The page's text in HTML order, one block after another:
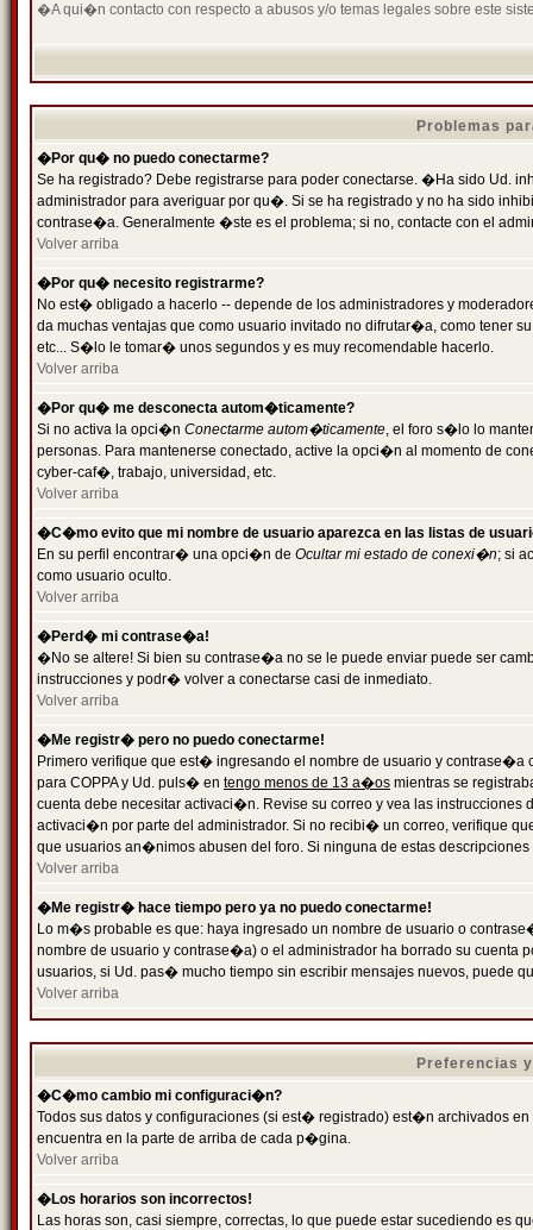
�A qui�n contacto con respecto a abusos y/o temas legales sobre este
Problemas
�Por qu� no puedo conectarme?
Se ha registrado? Debe registrarse para poder conectarse. �Ha sido Ud.
administrador para averiguar por qu�. Si se ha registrado y no ha sido
contrase�a. Generalmente �ste es el problema; si no, contacte con el
Volver arriba
�Por qu� necesito registrarme?
No est� obligado a hacerlo -- depende de los administradores y
da muchas ventajas que como usuario invitado no difrutar�a, como tener
etc... S�lo le tomar� unos segundos y es muy recomendable hacerlo.
Volver arriba
�Por qu� me desconecta autom�ticamente?
Si no activa la opci�n Conectarme autom�ticamente, el foro s�lo lo
personas. Para mantenerse conectado, active la opci�n al momento de
cyber-caf�, trabajo, universidad, etc.
Volver arriba
�C�mo evito que mi nombre de usuario aparezca en las listas de
En su perfil encontrar� una opci�n de Ocultar mi estado de conexi�n; si
como usuario oculto.
Volver arriba
�Perd� mi contrase�a!
�No se altere! Si bien su contrase�a no se le puede enviar puede ser
instrucciones y podr� volver a conectarse casi de inmediato.
Volver arriba
�Me registr� pero no puedo conectarme!
Primero verifique que est� ingresando el nombre de usuario y
para COPPA y Ud. puls� en tengo menos de 13 a�os mientras se
cuenta debe necesitar activaci�n. Revise su correo y vea las
activaci�n por parte del administrador. Si no recibi� un correo, verifique
que usuarios an�nimos abusen del foro. Si ninguna de estas
Volver arriba
�Me registr� hace tiempo pero ya no puedo conectarme!
Lo m�s probable es que: haya ingresado un nombre de usuario o
nombre de usuario y contrase�a) o el administrador ha borrado su
usuarios, si Ud. pas� mucho tiempo sin escribir mensajes nuevos, puede
Volver arriba
Preferencias
�C�mo cambio mi configuraci�n?
Todos sus datos y configuraciones (si est� registrado) est�n archivados
encuentra en la parte de arriba de cada p�gina.
Volver arriba
�Los horarios son incorrectos!
Las horas son, casi siempre, correctas, lo que puede estar sucediendo es